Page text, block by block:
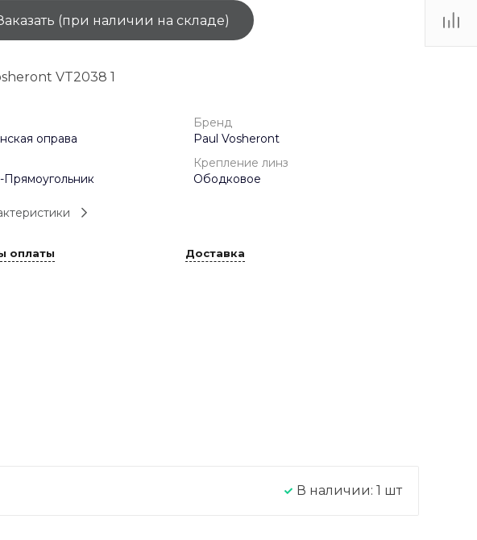
+7 (926) 092 4274
г. Королёв, пр-т
(0-9)
1 мая: 10:00-19:00
9 мая: 10:00-19:00
(при наличии на складе)
VT2038 1
оправа
Бренд
Paul Vosheront
Прямоугольник
Крепление линз
Ободковое
оплаты Доставка
В наличии: 1 шт